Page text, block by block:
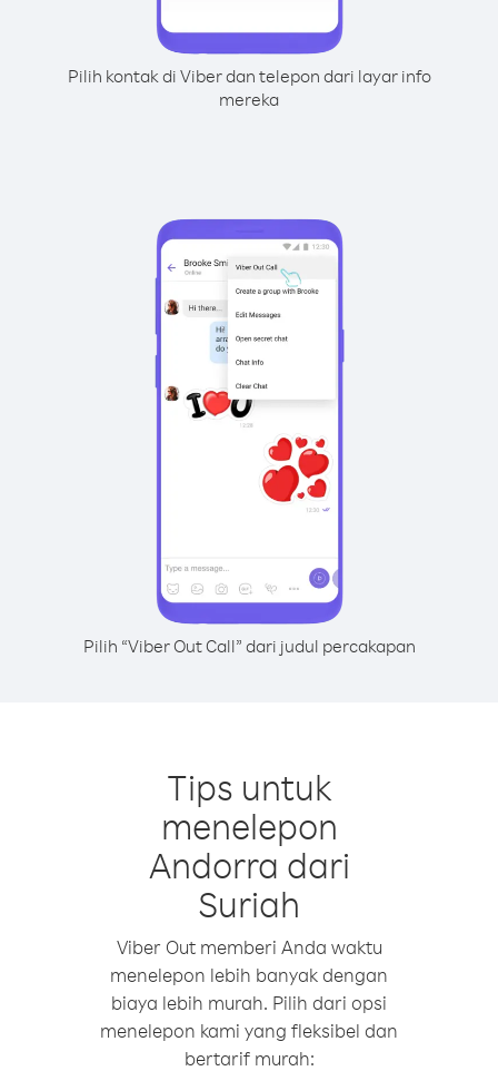
Pilih kontak di Viber dan telepon dari layar info
mereka
Pilih “Viber Out Call” dari judul percakapan
Tips untuk
menelepon
Andorra dari
Suriah
Viber Out memberi Anda waktu
menelepon lebih banyak dengan
biaya lebih murah. Pilih dari opsi
menelepon kami yang fleksibel dan
bertarif murah: